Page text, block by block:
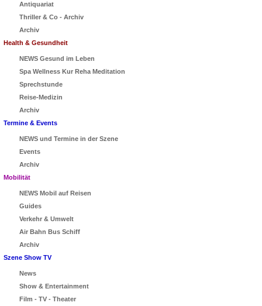
Antiquariat
Thriller & Co - Archiv
Archiv
Health & Gesundheit
NEWS Gesund im Leben
Spa Wellness Kur Reha Meditation
Sprechstunde
Reise-Medizin
Archiv
Termine & Events
NEWS und Termine in der Szene
Events
Archiv
Mobilität
NEWS Mobil auf Reisen
Guides
Verkehr & Umwelt
Air Bahn Bus Schiff
Archiv
Szene Show TV
News
Show & Entertainment
Film - TV - Theater